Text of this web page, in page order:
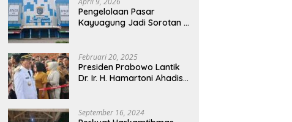
Pengelolaan Pasar
Kayuagung Jadi Sorotan –
Oknum Dishub dan
Perdagangan
Februari 20, 2025
Presiden Prabowo Lantik
Dr. Ir. H. Hamartoni Ahadis,
Wakil Bupati Lampung
September 16, 2024